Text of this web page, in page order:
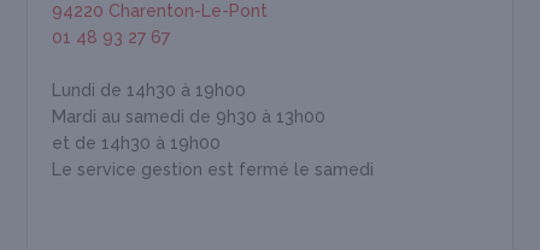
94220 Charenton-Le-Pont
01 48 93 27 67
Lundi de 14h30 à 19h00
Mardi au samedi de 9h30 à 13h00
et de 14h30 à 19h00
Le service gestion est fermé le samedi